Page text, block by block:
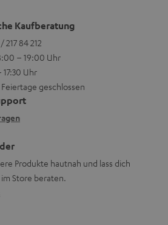
Kaufberatung
84 212
– 19:00 Uhr
Uhr
geschlossen
Produkte hautnah und lass dich
Store beraten.